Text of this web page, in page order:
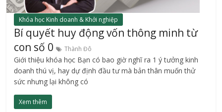
Khóa học Kinh doanh & Khởi nghiệp
Bí quyết huy động vốn thông minh từ
con số 0
Thành Đô
Giới thiệu khóa học Bạn có bao giờ nghĩ ra 1 ý tưởng kinh
doanh thú vị, hay dự định đầu tư mà bản thân muốn thử
sức nhưng lại không có
Xem thêm